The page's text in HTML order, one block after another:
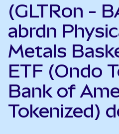
(GLTRon -
abrdn
Metals
ETF (Ondo
Bank of
Tokenized)